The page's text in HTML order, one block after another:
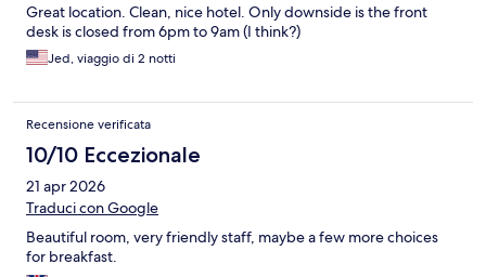
Great location. Clean, nice hotel. Only downside is the front
desk is closed from 6pm to 9am (I think?)
Jed, viaggio di 2 notti
Recensione verificata
10/10 Eccezionale
21 apr 2026
Traduci con Google
Beautiful room, very friendly staff, maybe a few more choices
for breakfast.